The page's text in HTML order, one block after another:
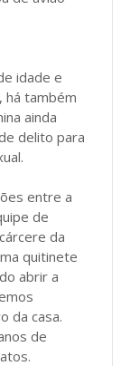
idade e
há também
ainda
delito para
entre a
de
da
quitinete
abrir a
da casa.
de